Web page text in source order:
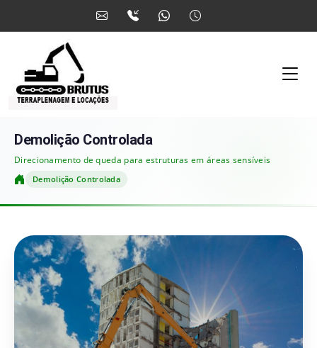
Demolição Controlada
Direcionamento de queda para estruturas em áreas sensíveis
HomeDemolição Controlada